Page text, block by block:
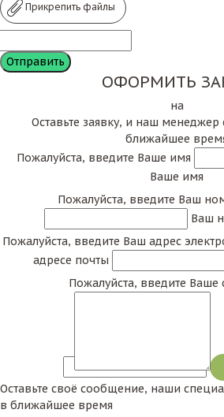
Прикрепить файлы
ОФОРМИТЬ
на
Оставьте заявку, и наш менеджер
ближайшее
Пожалуйста, введите Ваше имя
Ваше имя
Пожалуйста, введите Ваш
Ваш
Пожалуйста, введите Ваш адрес
адресе почты
Пожалуйста, введите
Оставьте своё сообщение, наши
в ближайшее время